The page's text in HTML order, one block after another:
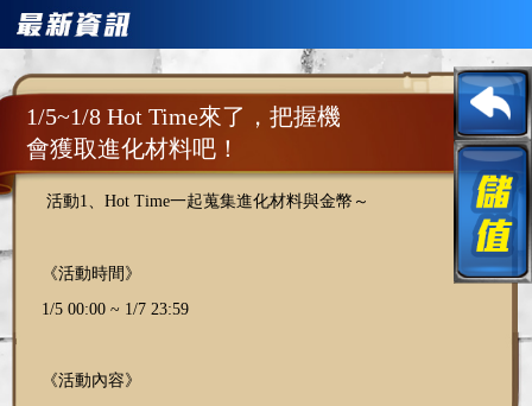
1/5~1/8 Hot Time來了，把握機
會獲取進化材料吧！
活動1、 Hot Time一起蒐集進化材料與金幣～
《活動時間》
1/5 00:00 ~ 1/7 23:59
《活動內容》